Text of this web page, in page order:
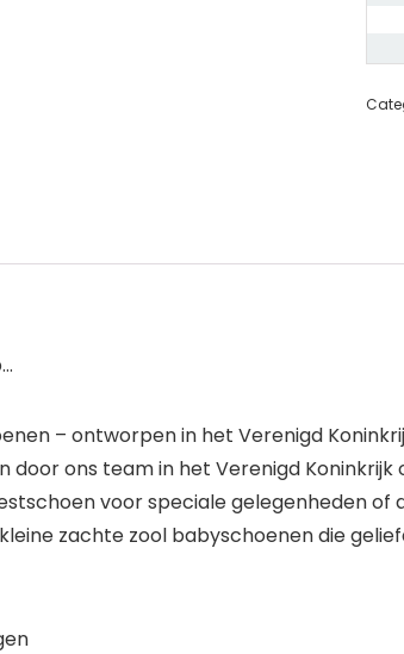
– ontworpen in het Verenigd
ons team in het Verenigd
voor speciale gelegenheden
zachte zool babyschoenen die